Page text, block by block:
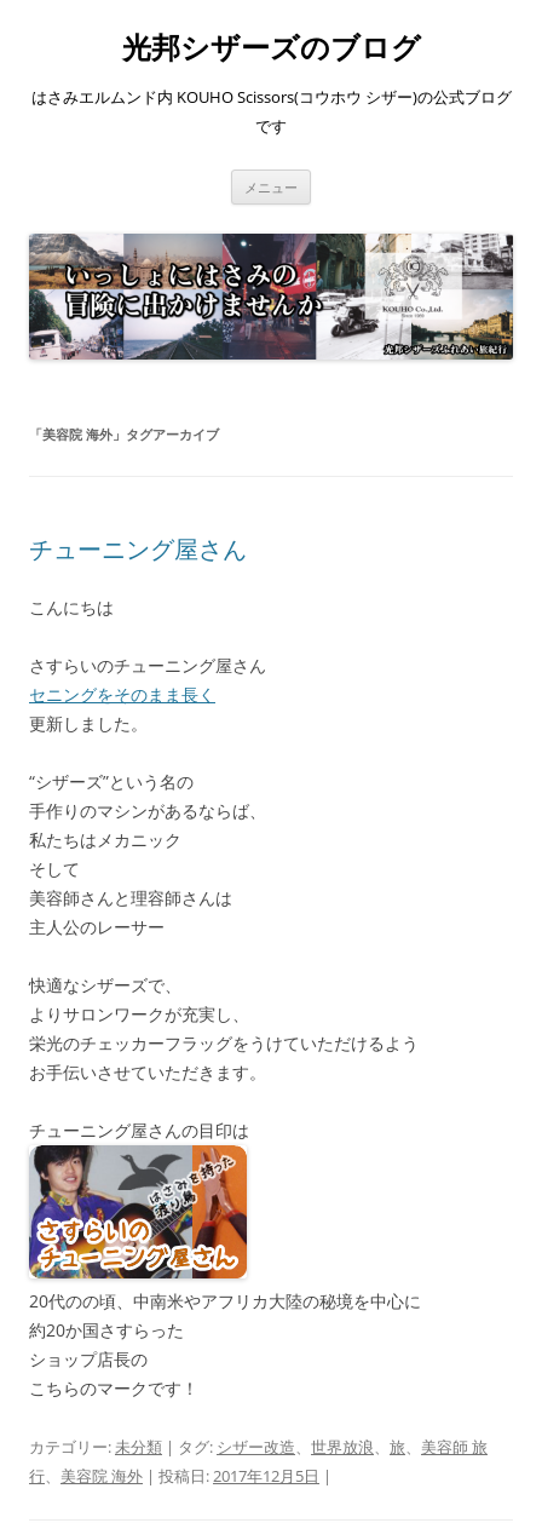
へ
ス
光邦シザーズのブログ
はさみエルムンド内 KOUHO Scissors(コウホウ シザー)の公式ブログ
です
メニュー
「美容院 海外 」タグアーカイブ
チューニング屋さん
こんにちは
さすらいのチューニング屋さん
セニングをそのまま長く
更新しました。
“シザーズ”という名の
手作りのマシンがあるならば、
私たちはメカニック
そして
美容師さんと理容師さんは
主人公のレーサー
快適なシザーズで、
よりサロンワークが充実し、
栄光のチェッカーフラッグをうけていただけるよう
お手伝いさせていただきます。
チューニング屋さんの目印は
20代のの頃、中南米やアフリカ大陸の秘境を中心に
約20か国さすらった
ショップ店長の
こちらのマークです！
カテゴリー:未分類 | タグ: シザー改造、 世界放浪、 旅、 美容師 旅
行、 美容院 海外 | 投稿日:2017年12月5日 |